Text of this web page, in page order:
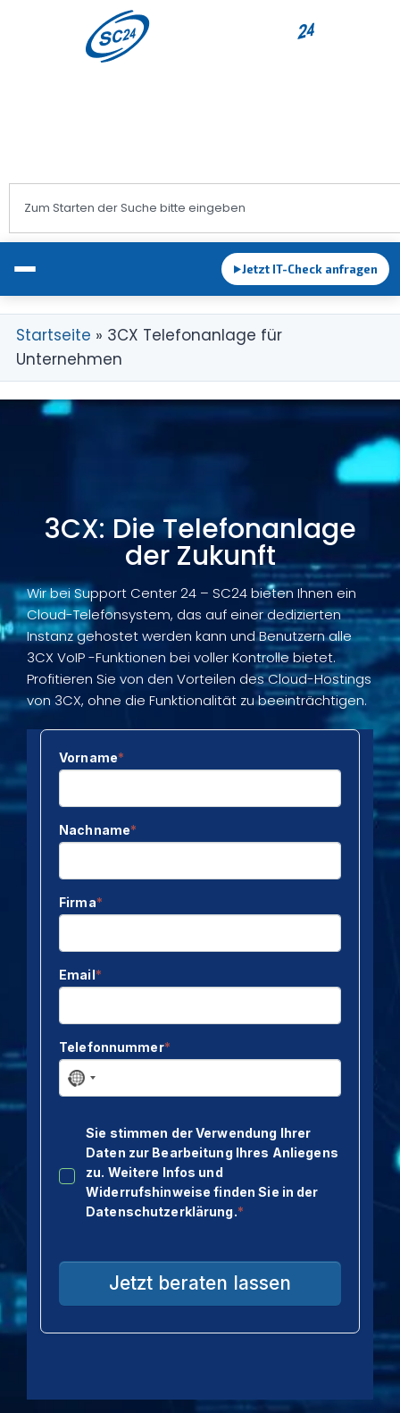
IT-Support & Helpdesk
Kostenloser IT-Check
Backup & Recovery
DSGVO & Datenschutz
NIS2 für KMU
Cloud-Lösungen
Monitoring & 24/7
Server & Infrastruktur
IT für Steuerberater
IT für KMU
IT für Ärzte & Ordinationen
IT-Systemhaus
SC24 – Ihr IT-Partner
Case Studies & Kunden
Partner & Zertifikate
Kontakt & Anfahrt
►Jetzt IT-Check anfragen
Startseite » 3CX Telefonanlage für
Unternehmen
3CX: Die Telefonanlage
der Zukunft
Wir bei Support Center 24 – SC24 bieten Ihnen ein
Cloud-Telefonsystem, das auf einer dedizierten
Instanz gehostet werden kann und Benutzern alle
3CX VoIP -Funktionen bei voller Kontrolle bietet.
Profitieren Sie von den Vorteilen des Cloud-Hostings
von 3CX, ohne die Funktionalität zu beeinträchtigen.